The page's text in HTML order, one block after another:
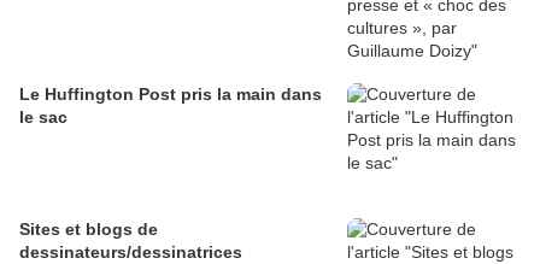
Le Huffington Post pris la main dans
le sac
Sites et blogs de
dessinateurs/dessinatrices